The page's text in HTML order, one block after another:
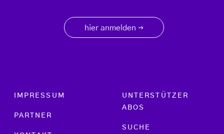
hier anmelden →
Footer menu
IMPRESSUM
PARTNER
UNTERSTÜTZER
ABOS
SUCHE